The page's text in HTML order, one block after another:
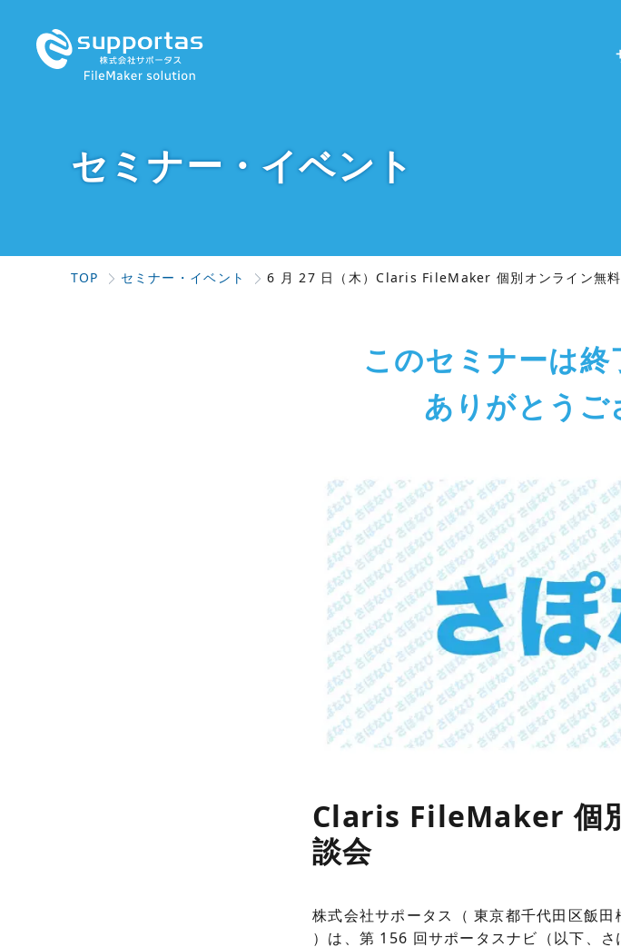
セミナー・イベント
TOP セミナー・イベント 6 月 27 日（木）Claris FileMaker 個別オンライン無
このセミナーは終
ありがとうご
Claris FileMaker 個
談会
株式会社サポータス（ 東京都千代田区飯
）は、第 156 回サポータスナビ（以下、